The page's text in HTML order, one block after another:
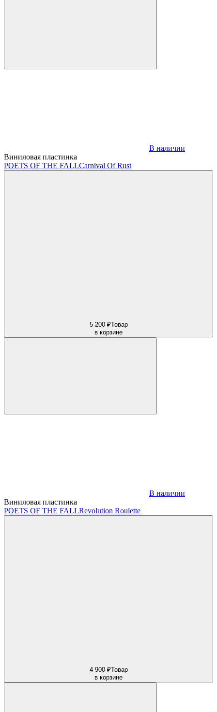
В наличии
Виниловая пластинка
POETS OF THE FALLCarnival Of Rust
5 200 ₽Товар
в корзине
В наличии
Виниловая пластинка
POETS OF THE FALLRevolution Roulette
4 900 ₽Товар
в корзине